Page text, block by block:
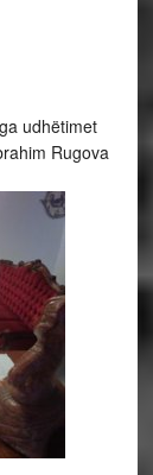
udhëtimet
Rugova